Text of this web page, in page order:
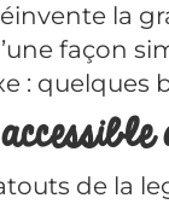
la
façon
: quelques
de la